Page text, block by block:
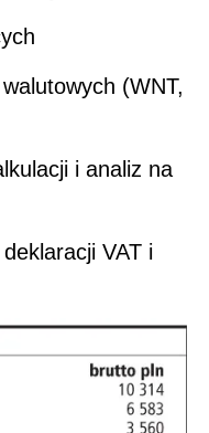
(WNT,
i analiz na
VAT i